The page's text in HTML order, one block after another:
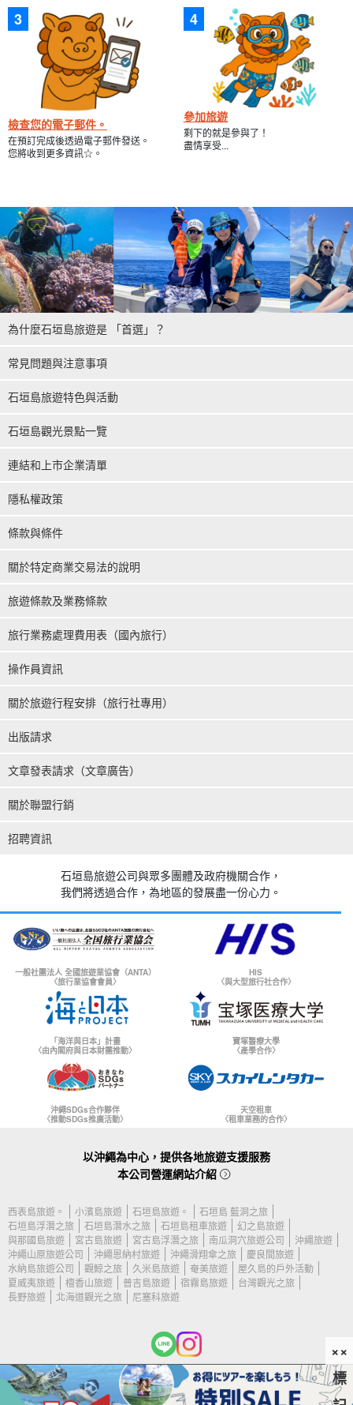
檢查您的電子郵件。
在預訂完成後透過電子郵件發送。
您將收到更多資訊☆。
參加旅遊
剩下的就是參與了！
盡情享受...
為什麼石垣島旅遊是 「首選」？
常見問題與注意事項
石垣島旅遊特色與活動
石垣島觀光景點一覽
連結和上市企業清單
隱私權政策
條款與條件
關於特定商業交易法的說明
旅遊條款及業務條款
旅行業務處理費用表（國內旅行）
操作員資訊
關於旅遊行程安排（旅行社專用）
出版請求
文章發表請求（文章廣告）
關於聯盟行銷
招聘資訊
石垣島旅遊公司與眾多團體及政府機關合作，
我們將透過合作，為地區的發展盡一份心力。
一般社團法人 全國旅遊業協會（ANTA）
〈旅行業協會會員〉
HIS
〈與大型旅行社合作〉
「海洋與日本」計畫
〈由內閣府與日本財團推動〉
寶塚醫療大學
〈產學合作〉
沖繩SDGs合作夥伴
〈推動SDGs推廣活動〉
天空租車
〈租車業務的合作〉
以沖繩為中心，提供各地旅遊支援服務
本公司營運網站介紹
西表島旅遊。 小濱島旅遊 石垣島旅遊。
石垣島 藍洞之旅
石垣島浮潛之旅
石垣島潛水之旅 石垣島租車旅遊
幻之島旅遊
與那國島旅遊
宮古島旅遊 宮古島浮潛之旅 南瓜洞穴旅遊公司
沖繩旅遊
沖繩山原旅遊公司
沖繩恩納村旅遊 沖繩滑翔傘之旅
慶良間旅遊
水納島旅遊公司
觀鯨之旅 久米島旅遊 奄美旅遊
屋久島的戶外活動
夏威夷旅遊
檀香山旅遊 普吉島旅遊 宿霧島旅遊
台灣觀光之旅
長野旅遊
北海道觀光之旅 尼塞科旅遊
(c) 2026 石垣島旅遊公司 版權所有。.
××
標